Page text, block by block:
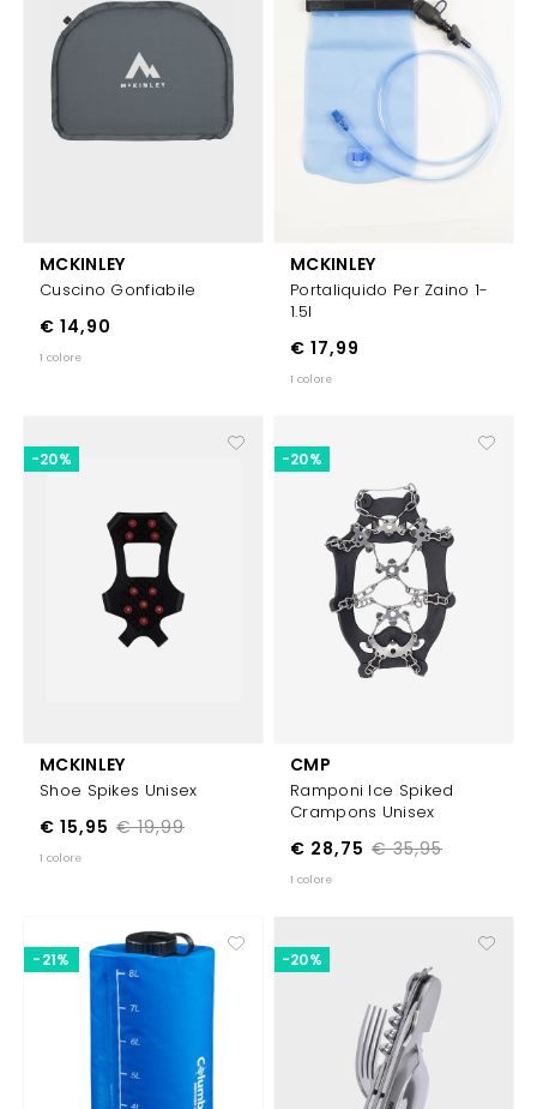
MCKINLEY
Cuscino Gonfiabile
€ 14,90
1 colore
MCKINLEY
Portaliquido Per Zaino 1-
1.5l
€ 17,99
1 colore
MCKINLEY
Shoe Spikes Unisex
€ 19,99
€ 15,95
-20%
1 colore
CMP
Ramponi Ice Spiked
Crampons Unisex
€ 35,95
€ 28,75
-20%
1 colore
-21% -20%